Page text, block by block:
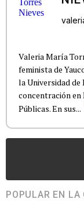
Valeria María
feminista de
la Universidad de
concentración en
Públicas. En sus...
POPULAR EN